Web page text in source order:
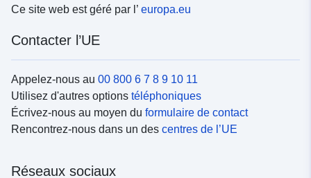
Ce site web est géré par l’ europa.eu
Contacter l’UE
Appelez-nous au 00 800 6 7 8 9 10 11
Utilisez d'autres options téléphoniques
Écrivez-nous au moyen du formulaire de contact
Rencontrez-nous dans un des centres de l’UE
Réseaux sociaux